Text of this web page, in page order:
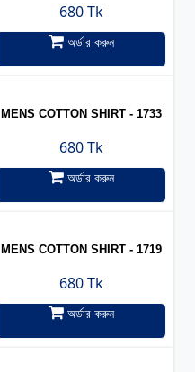
680 Tk
অর্ডার করুন
MENS COTTON SHIRT - 1733
680 Tk
অর্ডার করুন
MENS COTTON SHIRT - 1719
680 Tk
অর্ডার করুন